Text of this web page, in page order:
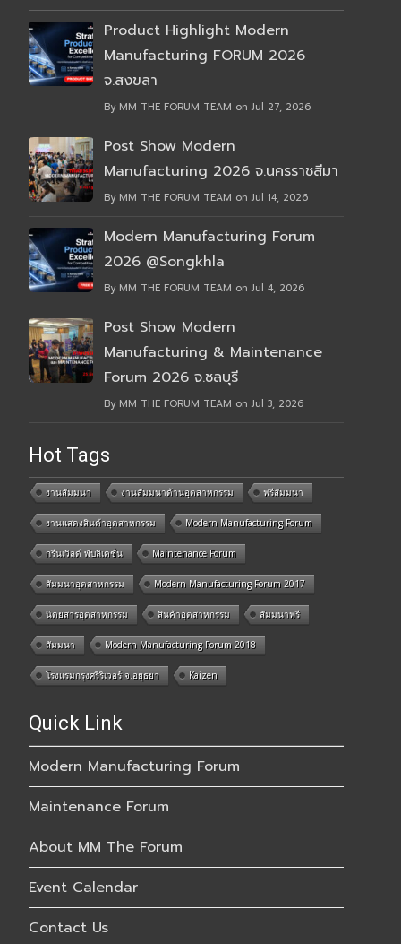
Product Highlight Modern
Manufacturing FORUM 2026
จ.สงขลา
By MM THE FORUM TEAM on Jul 27, 2026
Post Show Modern
Manufacturing 2026 จ.นครราชสีมา
By MM THE FORUM TEAM on Jul 14, 2026
Modern Manufacturing Forum
2026 @Songkhla
By MM THE FORUM TEAM on Jul 4, 2026
Post Show Modern
Manufacturing & Maintenance
Forum 2026 จ.ชลบุรี
By MM THE FORUM TEAM on Jul 3, 2026
Hot Tags
งานสัมมนา งานสัมมนาด้านอุตสาหกรรม ฟรีสัมมนา
งานแสดงสินค้าอุตสาหกรรม Modern Manufacturing Forum
กรีนเวิลด์ พับลิเคชั่น Maintenance Forum
สัมมนาอุตสาหกรรม Modern Manufacturing Forum 2017
นิตยสารอุตสาหกรรม สินค้าอุตสาหกรรม สัมมนาฟรี
สัมมนา Modern Manufacturing Forum 2018
โรงแรมกรุงศรีริเวอร์ จ.อยุธยา Kaizen
Quick Link
Modern Manufacturing Forum
Maintenance Forum
About MM The Forum
Event Calendar
Contact Us